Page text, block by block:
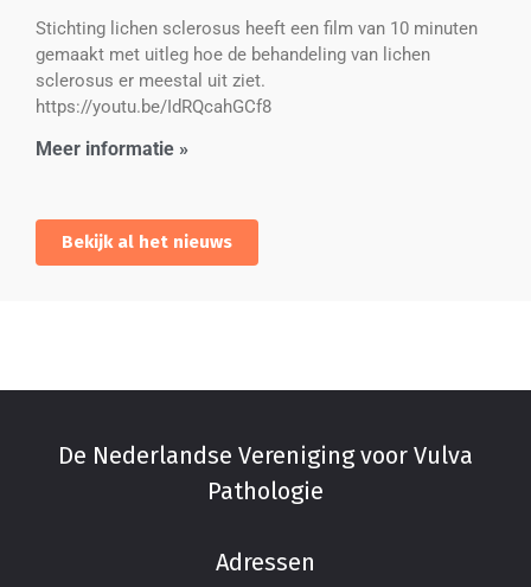
Stichting lichen sclerosus heeft een film van 10 minuten
gemaakt met uitleg hoe de behandeling van lichen
sclerosus er meestal uit ziet.
https://youtu.be/IdRQcahGCf8
Meer informatie »
Bekijk al het nieuws
De Nederlandse Vereniging voor Vulva
Pathologie
Adressen